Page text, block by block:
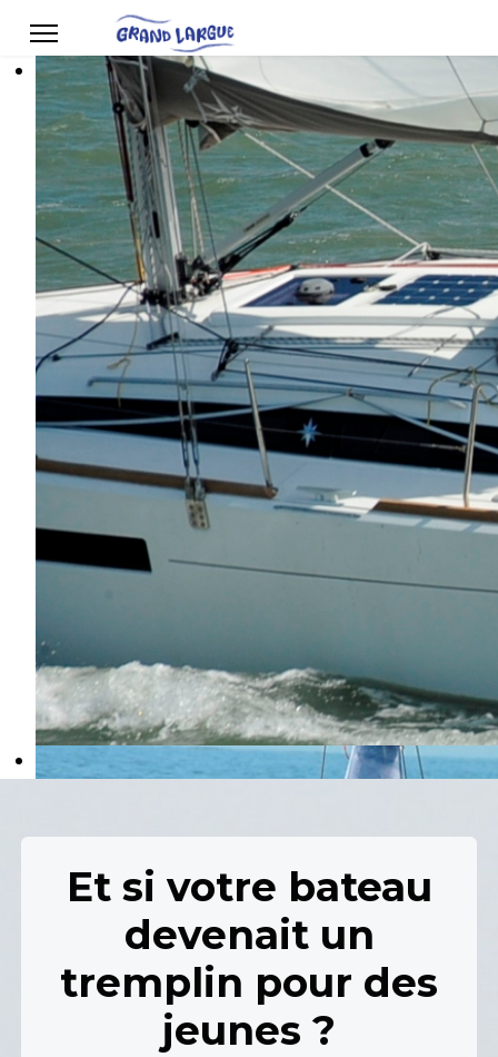
Et si votre bateau
devenait un
tremplin pour des
jeunes ?